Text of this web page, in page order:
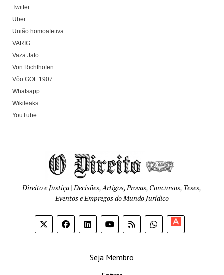
Twitter
Uber
União homoafetiva
VARIG
Vaza Jato
Von Richthofen
Vôo GOL 1907
Whatsapp
Wikileaks
YouTube
Direito e Justiça | Decisões, Artigos, Provas, Concursos, Teses,
Eventos e Empregos do Mundo Jurídico
Seja Membro